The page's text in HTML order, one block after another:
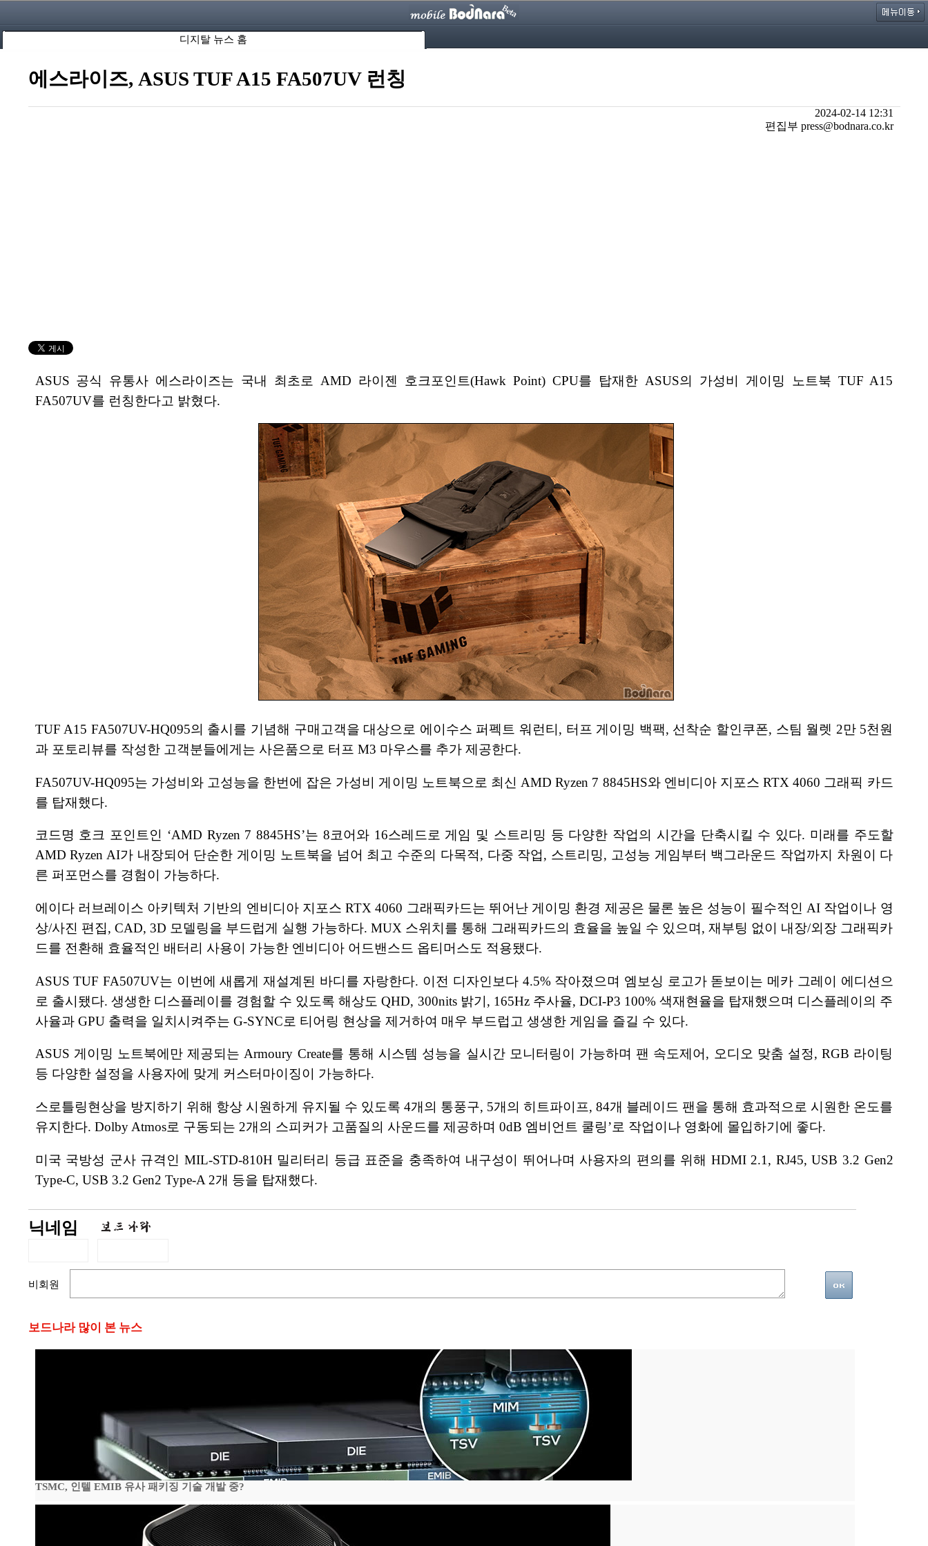
디지탈 뉴스 홈
에스라이즈, ASUS TUF A15 FA507UV 런칭
2024-02-14 12:31
편집부 press@bodnara.co.kr
ASUS 공식 유통사 에스라이즈는 국내 최초로 AMD 라이젠 호크포인트(Hawk Point) CPU를 탑재한 ASUS의 가성비 게이밍 노트북 TUF A15
FA507UV를 런칭한다고 밝혔다.
TUF A15 FA507UV-HQ095의 출시를 기념해 구매고객을 대상으로 에이수스 퍼펙트 워런티, 터프 게이밍 백팩, 선착순 할인쿠폰, 스팀 월렛 2만 5천원
과 포토리뷰를 작성한 고객분들에게는 사은품으로 터프 M3 마우스를 추가 제공한다.
FA507UV-HQ095는 가성비와 고성능을 한번에 잡은 가성비 게이밍 노트북으로 최신 AMD Ryzen 7 8845HS와 엔비디아 지포스 RTX 4060 그래픽 카드
를 탑재했다.
코드명 호크 포인트인 ‘AMD Ryzen 7 8845HS’는 8코어와 16스레드로 게임 및 스트리밍 등 다양한 작업의 시간을 단축시킬 수 있다. 미래를 주도할
AMD Ryzen AI가 내장되어 단순한 게이밍 노트북을 넘어 최고 수준의 다목적, 다중 작업, 스트리밍, 고성능 게임부터 백그라운드 작업까지 차원이 다
른 퍼포먼스를 경험이 가능하다.
에이다 러브레이스 아키텍처 기반의 엔비디아 지포스 RTX 4060 그래픽카드는 뛰어난 게이밍 환경 제공은 물론 높은 성능이 필수적인 AI 작업이나 영
상/사진 편집, CAD, 3D 모델링을 부드럽게 실행 가능하다. MUX 스위치를 통해 그래픽카드의 효율을 높일 수 있으며, 재부팅 없이 내장/외장 그래픽카
드를 전환해 효율적인 배터리 사용이 가능한 엔비디아 어드밴스드 옵티머스도 적용됐다.
ASUS TUF FA507UV는 이번에 새롭게 재설계된 바디를 자랑한다. 이전 디자인보다 4.5% 작아졌으며 엠보싱 로고가 돋보이는 메카 그레이 에디션으
로 출시됐다. 생생한 디스플레이를 경험할 수 있도록 해상도 QHD, 300nits 밝기, 165Hz 주사율, DCI-P3 100% 색재현율을 탑재했으며 디스플레이의 주
사율과 GPU 출력을 일치시켜주는 G-SYNC로 티어링 현상을 제거하여 매우 부드럽고 생생한 게임을 즐길 수 있다.
ASUS 게이밍 노트북에만 제공되는 Armoury Create를 통해 시스템 성능을 실시간 모니터링이 가능하며 팬 속도제어, 오디오 맞춤 설정, RGB 라이팅
등 다양한 설정을 사용자에 맞게 커스터마이징이 가능하다.
스로틀링현상을 방지하기 위해 항상 시원하게 유지될 수 있도록 4개의 통풍구, 5개의 히트파이프, 84개 블레이드 팬을 통해 효과적으로 시원한 온도를
유지한다. Dolby Atmos로 구동되는 2개의 스피커가 고품질의 사운드를 제공하며 0dB 엠비언트 쿨링’로 작업이나 영화에 몰입하기에 좋다.
미국 국방성 군사 규격인 MIL-STD-810H 밀리터리 등급 표준을 충족하여 내구성이 뛰어나며 사용자의 편의를 위해 HDMI 2.1, RJ45, USB 3.2 Gen2
Type-C, USB 3.2 Gen2 Type-A 2개 등을 탑재했다.
닉네임
비회원
보드나라 많이 본 뉴스
TSMC, 인텔 EMIB 유사 패키징 기술 개발 중?